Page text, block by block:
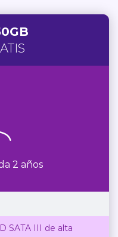
2 años
SATA III de alta